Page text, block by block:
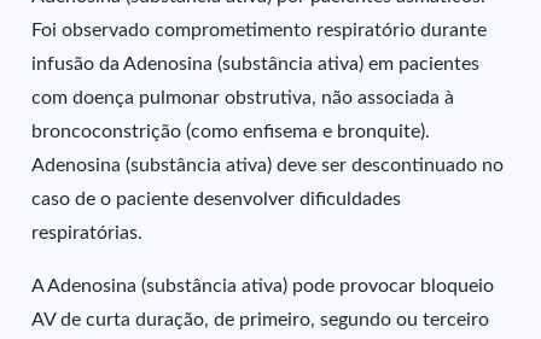
Foi observado comprometimento respiratório durante
infusão da Adenosina (substância ativa) em pacientes
com doença pulmonar obstrutiva, não associada à
broncoconstrição (como enfisema e bronquite).
Adenosina (substância ativa) deve ser descontinuado no
caso de o paciente desenvolver dificuldades
respiratórias.
A Adenosina (substância ativa) pode provocar bloqueio
AV de curta duração, de primeiro, segundo ou terceiro